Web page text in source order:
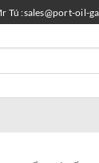
Tú :sales@port-oil-